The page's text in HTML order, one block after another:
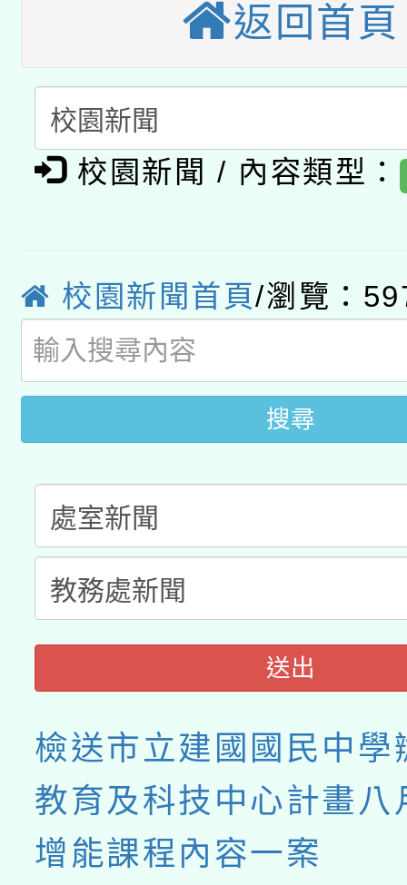
公告之原住民族歲時祭
一案。
兒童少年暑期犯罪預防
答一案
有關本府115年70歲以
人員健康講座「吃得安
心」，鼓勵退休同仁踴
本校115學年度第2次
招甄選結果公告(無人
適應運動共學行動站研
本館辦理115年度閱讀
礎課程
A3數位素養講師名單
返回首頁
校園新聞 / 內容類型：
校園新聞首頁/瀏覽：
搜尋
送出
檢送市立建國國民中學
教育及科技中心計畫八
增能課程內容一案